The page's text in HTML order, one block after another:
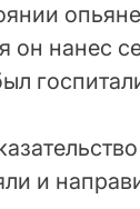
он нанес
и